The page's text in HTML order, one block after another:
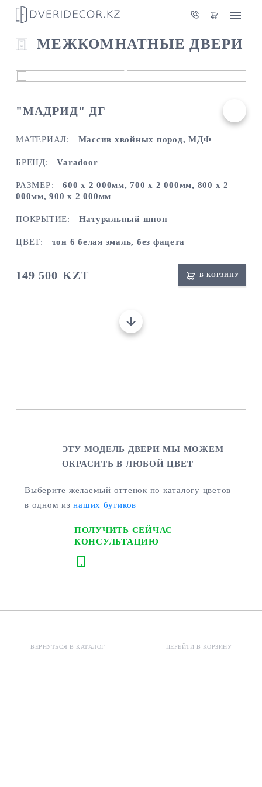
МЕЖКОМНАТНЫЕ ДВЕРИ
"МАДРИД" ДГ
МАТЕРИАЛ: Массив хвойных пород, МДФ
БРЕНД: Varadoor
РАЗМЕР:
600 х 2 000мм, 700 х 2 000мм, 800 х 2
000мм, 900 х 2 000мм
ПОКРЫТИЕ: Натуральный шпон
ЦВЕТ: тон 6 белая эмаль, без фацета
149 500 KZT В КОРЗИНУ
ЭТУ МОДЕЛЬ ДВЕРИ МЫ МОЖЕМ
ОКРАСИТЬ В ЛЮБОЙ ЦВЕТ
Выберите желаемый оттенок по каталогу цветов
в одном изнаших бутиков
ПОЛУЧИТЬ СЕЙЧАС
КОНСУЛЬТАЦИЮ
ВЕРНУТЬСЯ В КАТАЛОГ ПЕРЕЙТИ В КОРЗИНУ